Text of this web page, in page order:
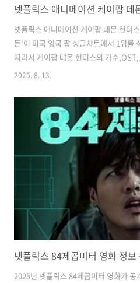
넷플릭스 애니메이션 케이팝 데몬 헌터
든'이 미국 영국 팝 싱글챠트에서 1위를
따라서 케이팝 데몬 헌터스의 가수
러 일으켜서 한국K팝에 어떤 영향이 있
으로 콘텐츠 사업을 확장하고 있습니다.
이브 아메리카가 할리우드 대형 영화 제
고 K팝을 주제로 한 영화를 제작하기로
도 차세대 K팝 걸그룹이 되기 위해 오
계 미국 소녀의 이야기를 담고 있고,2027
2025. 8. 13.
2025년 넷플릭스 84제곱미터 영화가 공